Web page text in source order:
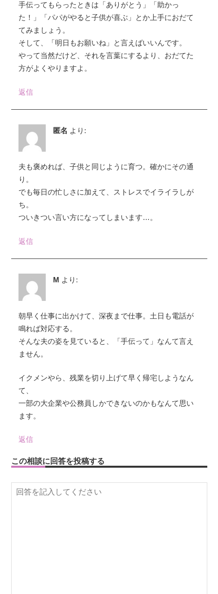
手伝ってもらったときは「ありがとう」「助かっ
た！」「パパがやると子供が喜ぶ」とか上手におだて
てみましょう。
そして、「明日もお願いね」と言えばいいんです。
やって当然だけど、それを言葉にするより、おだてた
方がよくやりますよ。
返信
匿名 より:
夫も褒めれば、子供と同じように育つ。確かにその通
り。
でも毎日の忙しさに加えて、ストレスでイライラしが
ち。
ついきつい言い方になってしまいます…。
返信
M より:
朝早く仕事に出かけて、深夜まで仕事。土日も電話が
鳴れば対応する。
そんな夫の姿を見ていると、「手伝って」なんて言え
ません。
イクメンやら、残業を切り上げて早く帰宅しようなん
て、
一部の大企業や公務員しかできないのかもなんて思い
ます。
返信
この相談に回答を投稿する